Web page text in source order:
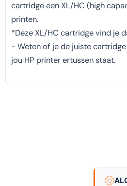
cartridge een XL/HC (high
printen.
*Deze XL/HC cartridge vind je
- Weten of je de juiste cartridge
jou HP printer ertussen staat.